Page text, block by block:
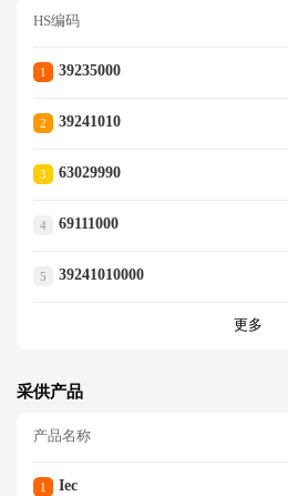
HS编码
1 39235000
2 39241010
3 63029990
4 69111000
5 39241010000
更多
采供产品
产品名称
1 Iec